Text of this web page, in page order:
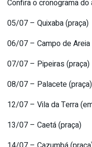
Confira o cronograma
05/07 – Quixaba (praça)
06/07 – Campo de Areia
07/07 – Pipeiras (praça)
08/07 – Palacete (praça)
12/07 – Vila da Terra
13/07 – Caetá (praça)